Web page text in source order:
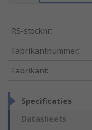
RS-stocknr.:
Fabrikantnummer:
Fabrikant:
Specificaties
Datasheets